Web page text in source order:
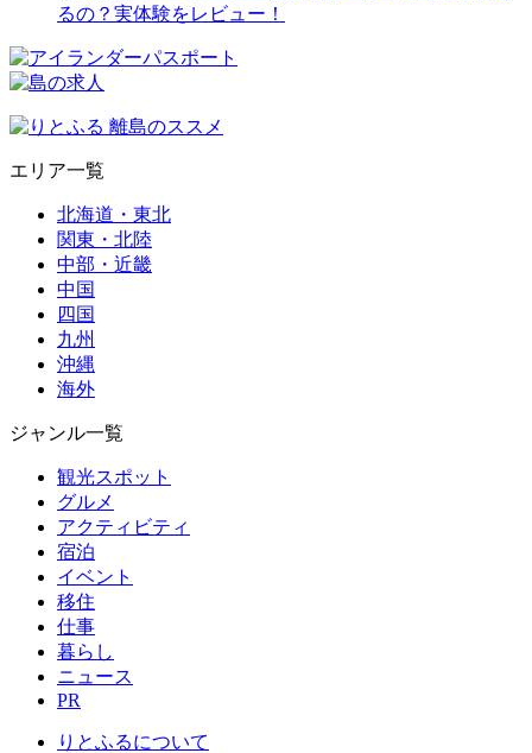
るの？実体験をレビュー！
エリア一覧
北海道・東北
関東・北陸
中部・近畿
中国
四国
九州
沖縄
海外
ジャンル一覧
観光スポット
グルメ
アクティビティ
宿泊
イベント
移住
仕事
暮らし
ニュース
PR
りとふるについて